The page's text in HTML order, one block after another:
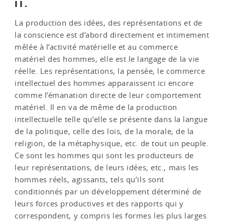
II.
La production des idées, des représentations et de
la conscience est d’abord directement et intimement
mêlée à l’activité matérielle et au commerce
matériel des hommes, elle est le langage de la vie
réelle. Les représentations, la pensée, le commerce
intellectuel des hommes apparaissent ici encore
comme l’émanation directe de leur comportement
matériel. Il en va de même de la production
intellectuelle telle qu’elle se présente dans la langue
de la politique, celle des lois, de la morale, de la
religion, de la métaphysique, etc. de tout un peuple.
Ce sont les hommes qui sont les producteurs de
leur représentations, de leurs idées, etc., mais les
hommes réels, agissants, tels qu’ils sont
conditionnés par un développement déterminé de
leurs forces productives et des rapports qui y
correspondent, y compris les formes les plus larges